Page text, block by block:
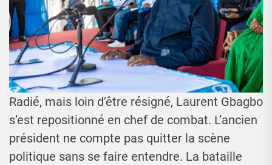
Radié, mais loin d’être résigné, Laurent Gbagbo
s’est repositionné en chef de combat. L’ancien
président ne compte pas quitter la scène
politique sans se faire entendre. La bataille